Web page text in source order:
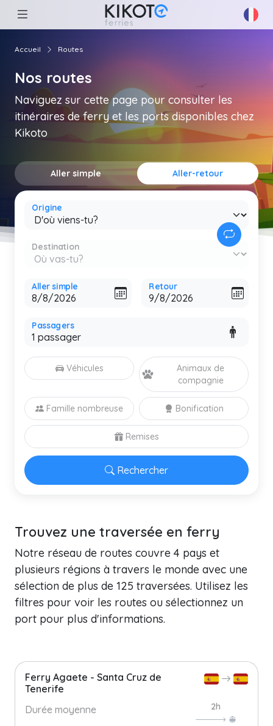
Accueil Routes
Nos routes
Naviguez sur cette page pour consulter les
itinéraires de ferry et les ports disponibles chez
Kikoto
Aller simple Aller-retour
Origine
Destination
Aller simple Retour
Passagers
Rechercher
Véhicules
Animaux de
compagnie
Famille nombreuse Bonification
Remises
Trouvez une traversée en ferry
Notre réseau de routes couvre 4 pays et
plusieurs régions à travers le monde avec une
sélection de plus de 125 traversées. Utilisez les
filtres pour voir les routes ou sélectionnez un
port pour plus d'informations.
Ferry Agaete - Santa Cruz de
Tenerife
Durée moyenne
2h